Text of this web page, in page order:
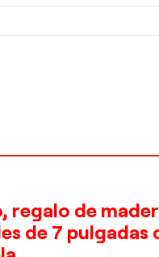
regalo de
de 7